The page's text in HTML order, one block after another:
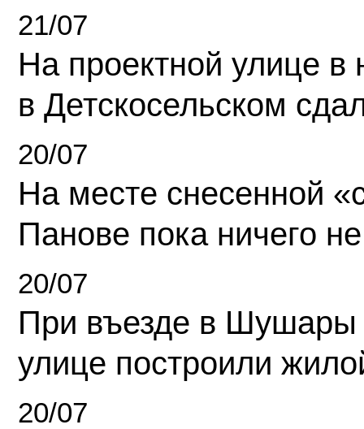
21/07
На проектной улице
в Детскосельском
20/07
На месте снесенной
Панове пока ничего
20/07
При въезде в Шушары
улице построили
20/07